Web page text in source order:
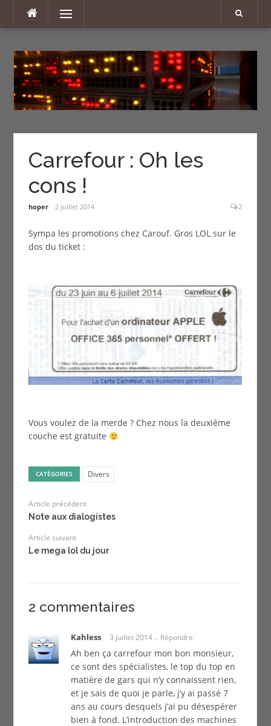
Menu
Carrefour : Oh les
cons !
hoper 2 juillet 2014 2
Sympa les promotions chez Carouf. Gros LOL sur le
dos du ticket :
Vous voulez de la merde ? Chez nous la deuxième
couche est gratuite
CATÉGORIES Divers
Article précédent
Note aux dialogistes
Article suivant
Le mega lol du jour
2 commentaires
Kahless 3 juillet 2014 Répondre
Ah ben ça carrefour mon bon monsieur,
ce sont des spécialistes, le top du top en
matière de gars qui n’y connaissent rien,
et je sais de quoi je parle, j’y ai passé 7
ans au cours desquels j’ai pu désespérer
bien à fond. L’introduction des machines